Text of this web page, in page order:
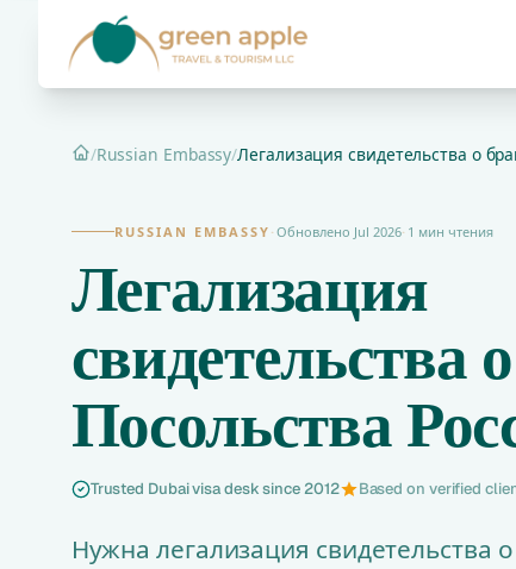
Главная
/Russian Embassy/Легализация свидетельства о
RUSSIAN EMBASSY ·Обновлено Jul 2026· 1 мин чтения
Легализация
свидетельства
Посольства
Trusted Dubai visa desk since 2012 Based on verified
Нужна легализация свидетельства